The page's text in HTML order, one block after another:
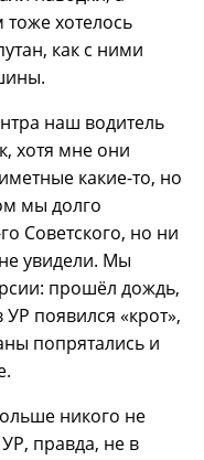
тоже хотелось
как с ними
наш водитель
хотя мне они
какие-то, но
мы долго
Советского, но ни
увидели. Мы
прошёл дождь,
появился «крот»,
попрятались и
никого не
правда, не в